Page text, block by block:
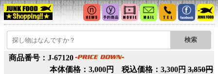
商品番号：J-67120
本体価格：3,000円 税込価格：3,300円 3,850円